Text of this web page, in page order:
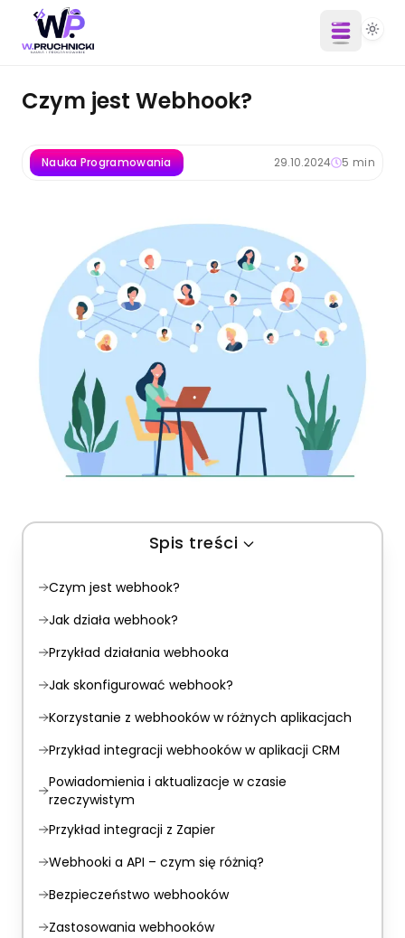
Czym jest Webhook?
Nauka Programowania 29.10.2024 5 min
Spis treści
Czym jest webhook?
Jak działa webhook?
Przykład działania webhooka
Jak skonfigurować webhook?
Korzystanie z webhooków w różnych aplikacjach
Przykład integracji webhooków w aplikacji CRM
Powiadomienia i aktualizacje w czasie
rzeczywistym
Przykład integracji z Zapier
Webhooki a API – czym się różnią?
Bezpieczeństwo webhooków
Zastosowania webhooków